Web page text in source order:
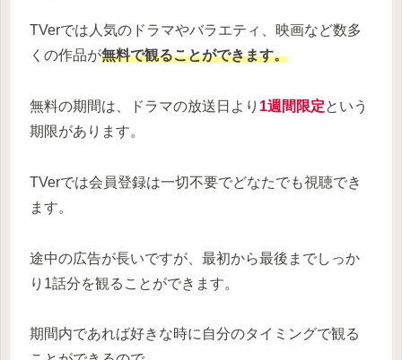
TVerでは人気のドラマやバラエティ、映画など数多
くの作品が無料で観ることができます。
無料の期間は、ドラマの放送日より 1週間限定という
期限があります。
TVerでは会員登録は一切不要でどなたでも視聴でき
ます。
途中の広告が長いですが、最初から最後までしっか
り1話分を観ることができます。
期間内であれば好きな時に自分のタイミングで観る